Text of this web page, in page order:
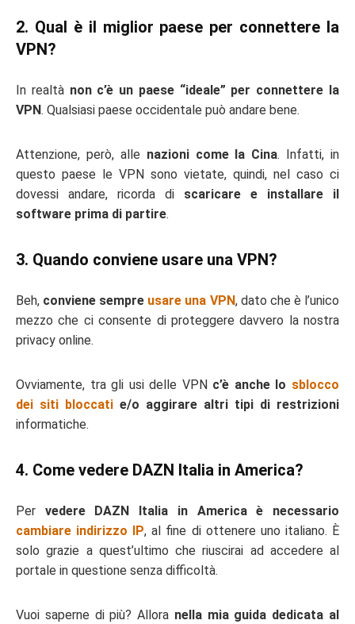
2. Qual è il miglior paese per connettere la
VPN?
In realtà non c’è un paese “ideale” per connettere la
VPN. Qualsiasi paese occidentale può andare bene.
Attenzione, però, alle nazioni come la Cina. Infatti, in
questo paese le VPN sono vietate, quindi, nel caso ci
dovessi andare, ricorda di scaricare e installare il
software prima di partire.
3. Quando conviene usare una VPN?
Beh, conviene sempre usare una VPN, dato che è l’unico
mezzo che ci consente di proteggere davvero la nostra
privacy online.
Ovviamente, tra gli usi delle VPN c’è anche lo sblocco
dei siti bloccati e/o aggirare altri tipi di restrizioni
informatiche.
4. Come vedere DAZN Italia in America?
Per vedere DAZN Italia in America è necessario
cambiare indirizzo IP, al fine di ottenere uno italiano. È
solo grazie a quest’ultimo che riuscirai ad accedere al
portale in questione senza difficoltà.
Vuoi saperne di più? Allora nella mia guida dedicata al